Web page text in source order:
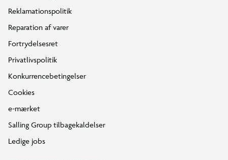
Reklamationspolitik
Reparation af varer
Fortrydelsesret
Privatlivspolitik
Konkurrencebetingelser
Cookies
e-mærket
Salling Group tilbagekaldelser
Ledige jobs